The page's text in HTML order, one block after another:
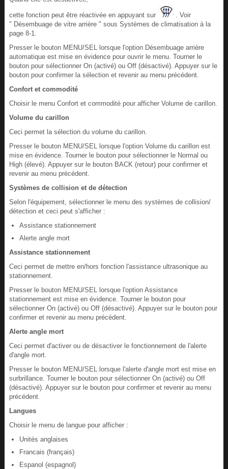
cette fonction peut être réactivée en appuyant sur
. Voir
" Désembuage de vitre arrière " sous Systèmes de climatisation à la
page 8-1.
Presser le bouton MENU/SEL lorsque l'option Désembuage arrière
automatique est mise en évidence pour ouvrir le menu. Tourner le
bouton pour sélectionner On (activé) ou Off (désactivé). Appuyer sur le
bouton pour confirmer la sélection et revenir au menu précédent.
Confort et commodité
Choisir le menu Confort et commodité pour afficher Volume de carillon.
Volume du carillon
Ceci permet la sélection du volume du carillon.
Presser le bouton MENU/SEL lorsque l'option Volume du carillon est
mise en évidence. Tourner le bouton pour sélectionner le Normal ou
High (élevé). Appuyer sur le bouton BACK (retour) pour confirmer et
revenir au menu précédent.
Systèmes de collision et de détection
Selon l'équipement, sélectionner le menu des systèmes de collision/
détection et ceci peut s'afficher :
Assistance stationnement
Alerte angle mort
Assistance stationnement
Ceci permet de mettre en/hors fonction l'assistance ultrasonique au
stationnement.
Presser le bouton MENU/SEL lorsque l'option Assistance
stationnement est mise en évidence. Tourner le bouton pour
sélectionner On (activé) ou Off (désactivé). Appuyer sur le bouton pour
confirmer et revenir au menu précédent.
Alerte angle mort
Ceci permet d'activer ou de désactiver le fonctionnement de l'alerte
d'angle mort.
Presser le bouton MENU/SEL lorsque l'alerte d'angle mort est mise en
surbrillance. Tourner le bouton pour sélectionner On (activé) ou Off
(désactivé). Appuyer sur le bouton pour confirmer et revenir au menu
précédent.
Langues
Choisir le menu de langue pour afficher :
Unités anglaises
Francais (français)
Espanol (espagnol)